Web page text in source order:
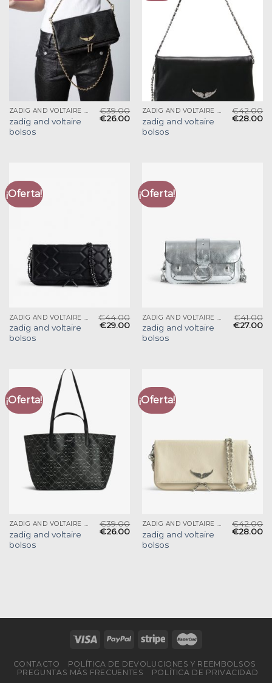
ZADIG AND VOLTAIRE BOLSOS
zadig and voltaire
bolsos
€39.00
€26.00
ZADIG AND VOLTAIRE BOLSOS
zadig and voltaire
bolsos
€42.00
€28.00
¡Oferta!
ZADIG AND VOLTAIRE BOLSOS
zadig and voltaire
bolsos
€44.00
€29.00
¡Oferta!
ZADIG AND VOLTAIRE BOLSOS
zadig and voltaire
bolsos
€41.00
€27.00
¡Oferta!
ZADIG AND VOLTAIRE BOLSOS
zadig and voltaire
bolsos
€39.00
€26.00
¡Oferta!
ZADIG AND VOLTAIRE BOLSOS
zadig and voltaire
bolsos
€42.00
€28.00
CONTACTO
POLÍTICA DE DEVOLUCIONES Y REEMBOLSOS
PREGUNTAS MÁS FRECUENTES
POLÍTICA DE PRIVACIDAD